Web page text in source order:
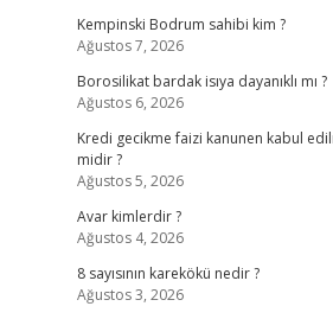
Kempinski Bodrum sahibi kim ?
Ağustos 7, 2026
Borosilikat bardak isıya dayanıklı mı ?
Ağustos 6, 2026
Kredi gecikme faizi kanunen kabul
midir ?
Ağustos 5, 2026
Avar kimlerdir ?
Ağustos 4, 2026
8 sayısının karekökü nedir ?
Ağustos 3, 2026